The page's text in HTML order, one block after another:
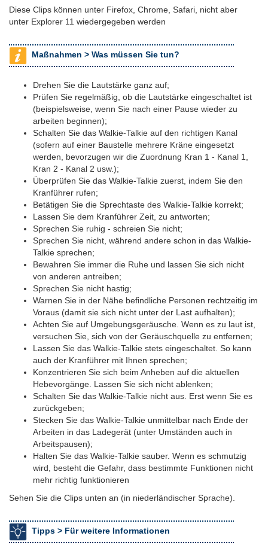
Diese Clips können unter Firefox, Chrome, Safari, nicht aber
unter Explorer 11 wiedergegeben werden
Maßnahmen > Was müssen Sie tun?
Drehen Sie die Lautstärke ganz auf;
Prüfen Sie regelmäßig, ob die Lautstärke eingeschaltet ist
(beispielsweise, wenn Sie nach einer Pause wieder zu
arbeiten beginnen);
Schalten Sie das Walkie-Talkie auf den richtigen Kanal
(sofern auf einer Baustelle mehrere Kräne eingesetzt
werden, bevorzugen wir die Zuordnung Kran 1 - Kanal 1,
Kran 2 - Kanal 2 usw.);
Überprüfen Sie das Walkie-Talkie zuerst, indem Sie den
Kranführer rufen;
Betätigen Sie die Sprechtaste des Walkie-Talkie korrekt;
Lassen Sie dem Kranführer Zeit, zu antworten;
Sprechen Sie ruhig - schreien Sie nicht;
Sprechen Sie nicht, während andere schon in das Walkie-
Talkie sprechen;
Bewahren Sie immer die Ruhe und lassen Sie sich nicht
von anderen antreiben;
Sprechen Sie nicht hastig;
Warnen Sie in der Nähe befindliche Personen rechtzeitig im
Voraus (damit sie sich nicht unter der Last aufhalten);
Achten Sie auf Umgebungsgeräusche. Wenn es zu laut ist,
versuchen Sie, sich von der Geräuschquelle zu entfernen;
Lassen Sie das Walkie-Talkie stets eingeschaltet. So kann
auch der Kranführer mit Ihnen sprechen;
Konzentrieren Sie sich beim Anheben auf die aktuellen
Hebevorgänge. Lassen Sie sich nicht ablenken;
Schalten Sie das Walkie-Talkie nicht aus. Erst wenn Sie es
zurückgeben;
Stecken Sie das Walkie-Talkie unmittelbar nach Ende der
Arbeiten in das Ladegerät (unter Umständen auch in
Arbeitspausen);
Halten Sie das Walkie-Talkie sauber. Wenn es schmutzig
wird, besteht die Gefahr, dass bestimmte Funktionen nicht
mehr richtig funktionieren
Sehen Sie die Clips unten an (in niederländischer Sprache).
Tipps > Für weitere Informationen